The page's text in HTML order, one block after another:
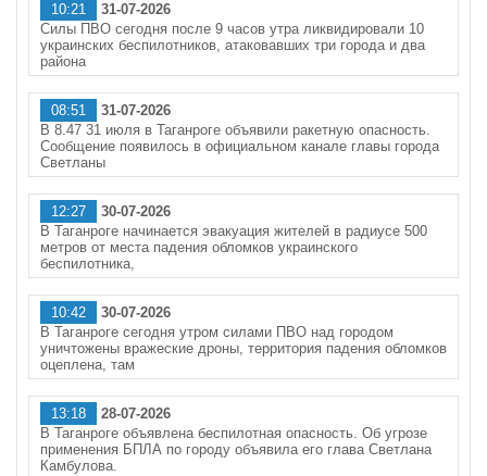
10:21
31-07-2026
Силы ПВО сегодня после 9 часов утра ликвидировали 10
украинских беспилотников, атаковавших три города и два
района
08:51
31-07-2026
В 8.47 31 июля в Таганроге объявили ракетную опасность.
Сообщение появилось в официальном канале главы города
Светланы
12:27
30-07-2026
В Таганроге начинается эвакуация жителей в радиусе 500
метров от места падения обломков украинского
беспилотника,
10:42
30-07-2026
В Таганроге сегодня утром силами ПВО над городом
уничтожены вражеские дроны, территория падения обломков
оцеплена, там
13:18
28-07-2026
В Таганроге объявлена беспилотная опасность. Об угрозе
применения БПЛА по городу объявила его глава Светлана
Камбулова.